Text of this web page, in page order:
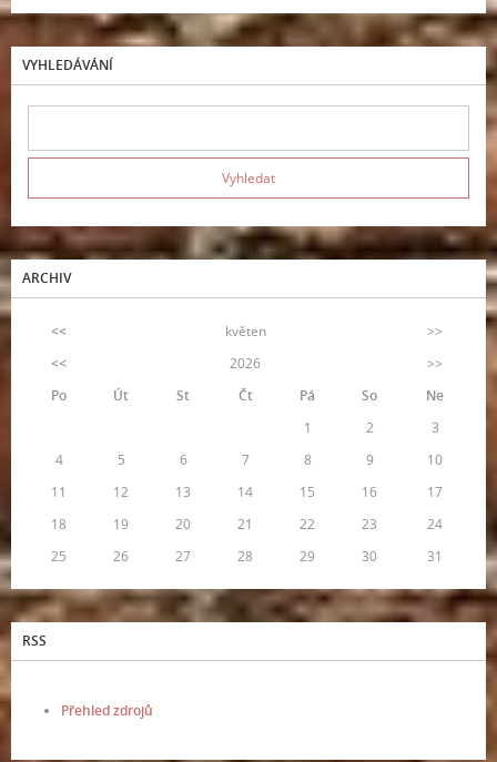
VYHLEDÁVÁNÍ
ARCHIV
<< květen
>>
<<
2026
>>
Po
Út St Čt Pá So
Ne
1
2
3
4
5 6 7 8 9
10
11
12 13 14 15 16
17
18
19 20 21 22 23
24
25
26 27 28 29 30 31
RSS
Přehled zdrojů